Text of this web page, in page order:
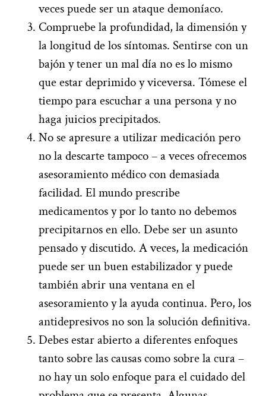
veces puede ser un ataque demoníaco.
Compruebe la profundidad, la dimensión y
la longitud de los síntomas. Sentirse con un
bajón y tener un mal día no es lo mismo
que estar deprimido y viceversa. Tómese el
tiempo para escuchar a una persona y no
haga juicios precipitados.
No se apresure a utilizar medicación pero
no la descarte tampoco – a veces ofrecemos
asesoramiento médico con demasiada
facilidad. El mundo prescribe
medicamentos y por lo tanto no debemos
precipitarnos en ello. Debe ser un asunto
pensado y discutido. A veces, la medicación
puede ser un buen estabilizador y puede
también abrir una ventana en el
asesoramiento y la ayuda continua. Pero, los
antidepresivos no son la solución definitiva.
Debes estar abierto a diferentes enfoques
tanto sobre las causas como sobre la cura –
no hay un solo enfoque para el cuidado del